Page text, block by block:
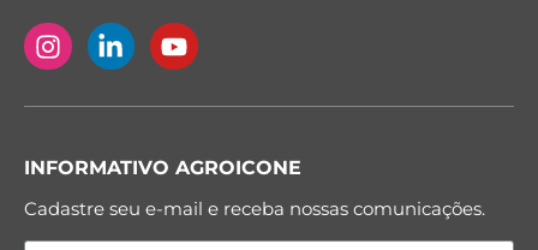
INFORMATIVO AGROICONE
Cadastre seu e-mail e receba nossas comunicações.